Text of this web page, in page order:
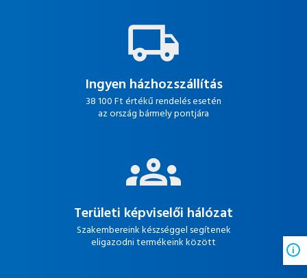
Ingyen házhozszállítás
38 100 Ft értékű rendelés esetén
az ország bármely pontjára
Területi képviselői hálózat
Szakembereink készséggel segítenek
eligazodni termékeink között